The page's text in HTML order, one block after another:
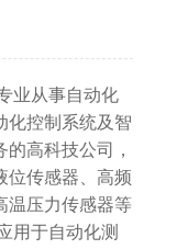
业从事自动化
化控制系统及智
高科技公司，
位传感器、高频
温压力传感器等
用于自动化测